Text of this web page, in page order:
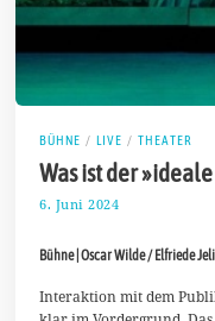
BÜHNE / LIVE / THEATER
Was ist der
6. Juni 2024
J
n
i
Bühne | Oscar Wilde / Elfriede
Interaktion mit dem